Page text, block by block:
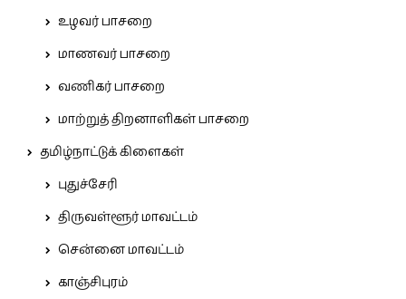
உழவர் பாசறை
மாணவர் பாசறை
வணிகர் பாசறை
மாற்றுத் திறனாளிகள் பாசறை
தமிழ்நாட்டுக் கிளைகள்
புதுச்சேரி
திருவள்ளூர் மாவட்டம்
சென்னை மாவட்டம்
காஞ்சிபுரம்